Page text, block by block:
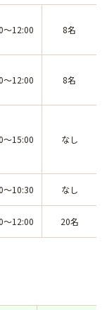
～12:00 8名
～12:00 8名
～15:00 なし
～10:30 なし
～12:00 20名